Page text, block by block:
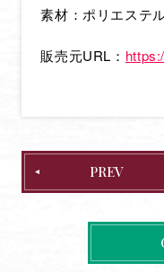
素材：ポリエステ
販売元URL：
PREV